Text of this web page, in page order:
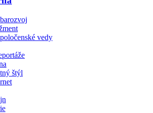
vedy
štýl